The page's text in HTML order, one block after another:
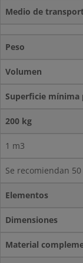
Medio de
Peso
Volumen
Superficie mínima
200 kg
1 m3
Se recomiendan 50
Elementos
Dimensiones
Material